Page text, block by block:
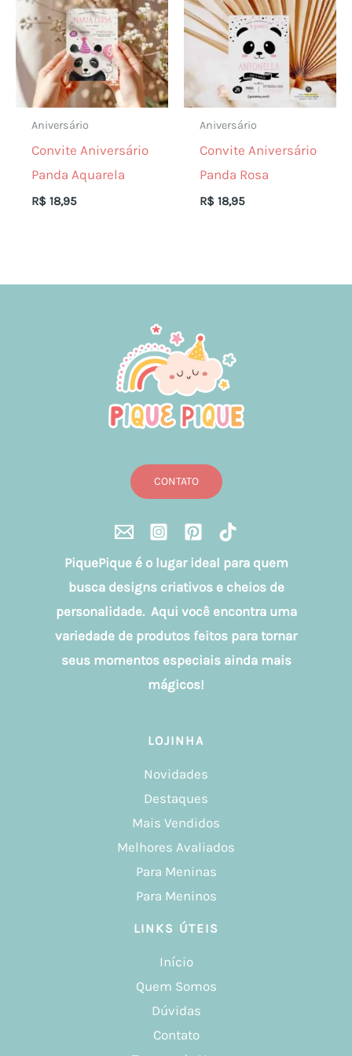
Aniversário
Convite Aniversário
Panda Aquarela
R$ 18,95
Aniversário
Convite Aniversário
Panda Rosa
R$ 18,95
CONTATO
PiquePique é o lugar ideal para quem
busca designs criativos e cheios de
personalidade. Aqui você encontra uma
variedade de produtos feitos para tornar
seus momentos especiais ainda mais
mágicos!
LOJINHA
Novidades
Destaques
Mais Vendidos
Melhores Avaliados
Para Meninas
Para Meninos
LINKS ÚTEIS
Início
Quem Somos
Dúvidas
Contato